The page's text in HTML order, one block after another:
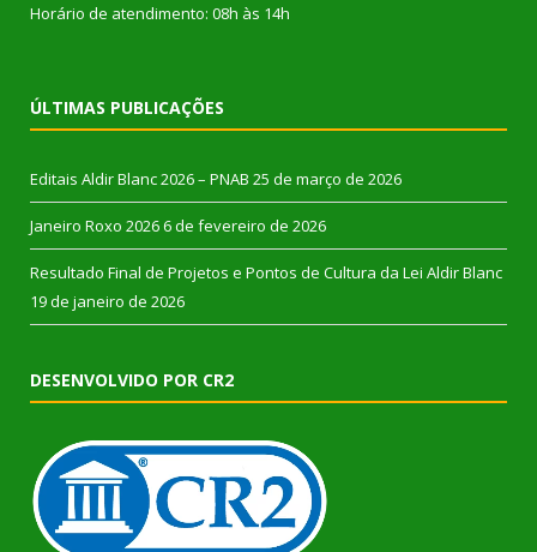
Horário de atendimento: 08h às 14h
ÚLTIMAS PUBLICAÇÕES
Editais Aldir Blanc 2026 – PNAB 25 de março de 2026
Janeiro Roxo 2026 6 de fevereiro de 2026
Resultado Final de Projetos e Pontos de Cultura da Lei Aldir Blanc
19 de janeiro de 2026
DESENVOLVIDO POR CR2